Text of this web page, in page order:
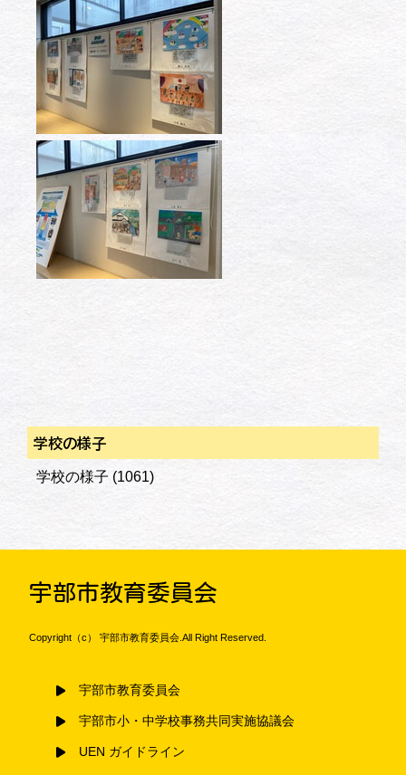
学校の様子
学校の様子 (1061)
宇部市教育委員会
Copyright（c） 宇部市教育委員会.All Right Reserved.
宇部市教育委員会
宇部市小・中学校事務共同実施協議会
UEN ガイドライン